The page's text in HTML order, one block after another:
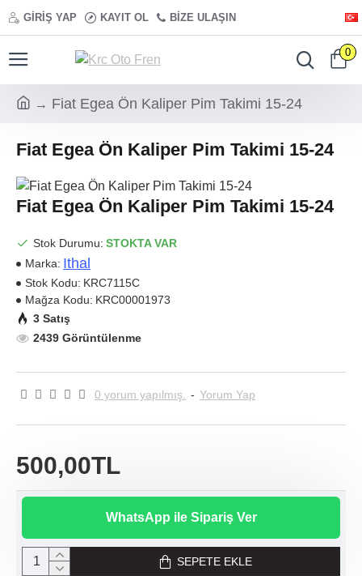
GIRIŞ YAP KAYIT OL BIZE ULAŞIN
0
Fiat Egea Ön Kaliper Pim Takimi 15-24
Fiat Egea Ön Kaliper Pim Takimi 15-24
Fiat Egea Ön Kaliper Pim Takimi 15-24
Stok Durumu: STOKTA VAR
Marka: Ithal
Stok Kodu: KRC7115C
Mağza Kodu: KRC00001973
3 Satış
2439 Görüntülenme
0 yorum yapılmış. - Yorum Yap
500,00TL
WhatsApp ile Sipariş Ver
SEPETE EKLE